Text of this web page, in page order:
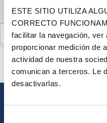
ESTE SITIO UTILIZA
CORRECTO
facilitar la navegación,
proporcionar medición de
actividad de nuestra
comunican a terceros. Le
desactivarlas.
OPINIONES DE CLIENTES (6)
¿ALGUNA
PÓNGASE EN